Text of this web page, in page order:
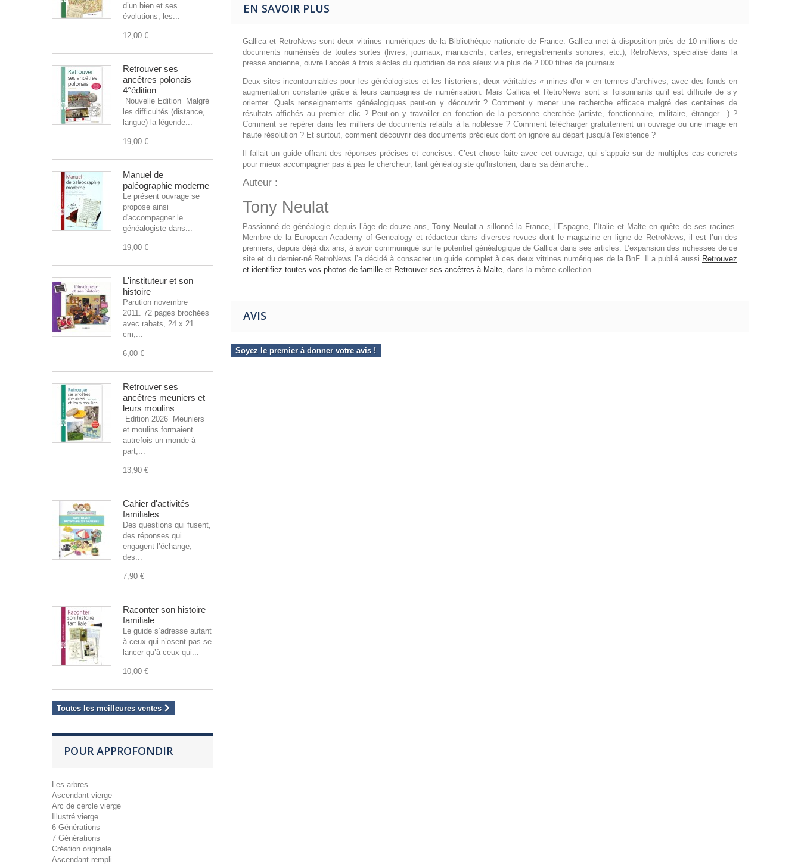
d’un bien et ses
évolutions, les...
12,00 €
Retrouver ses
ancêtres polonais
4°édition
Nouvelle Edition Malgré
les difficultés (distance,
langue) la légende...
19,00 €
Manuel de
paléographie moderne
Le présent ouvrage se
propose ainsi
d'accompagner le
généalogiste dans...
19,00 €
L'instituteur et son
histoire
Parution novembre
2011. 72 pages brochées
avec rabats, 24 x 21
cm,...
6,00 €
Retrouver ses
ancêtres meuniers et
leurs moulins
Edition 2026 Meuniers
et moulins formaient
autrefois un monde à
part,...
13,90 €
Cahier d'activités
familiales
Des questions qui fusent,
des réponses qui
engagent l’échange,
des...
7,90 €
Raconter son histoire
familiale
Le guide s’adresse autant
à ceux qui n’osent pas se
lancer qu’à ceux qui...
10,00 €
Toutes les meilleures ventes
POUR APPROFONDIR
Les arbres
Ascendant vierge
Arc de cercle vierge
Illustré vierge
6 Générations
7 Générations
Création originale
Ascendant rempli
EN SAVOIR PLUS
Gallica et RetroNews sont deux vitrines numériques de la Bibliothèque nationale de France. Gallica met à disposition près de 10 millions de
documents numérisés de toutes sortes (livres, journaux, manuscrits, cartes, enregistrements sonores, etc.), RetroNews, spécialisé dans la
presse ancienne, ouvre l’accès à trois siècles du quotidien de nos aïeux via plus de 2 000 titres de journaux.
Deux sites incontournables pour les généalogistes et les historiens, deux véritables « mines d’or » en termes d’archives, avec des fonds en
augmentation constante grâce à leurs campagnes de numérisation. Mais Gallica et RetroNews sont si foisonnants qu’il est difficile de s’y
orienter. Quels renseignements généalogiques peut-on y découvrir ? Comment y mener une recherche efficace malgré des centaines de
résultats affichés au premier clic ? Peut-on y travailler en fonction de la personne cherchée (artiste, fonctionnaire, militaire, étranger…) ?
Comment se repérer dans les milliers de documents relatifs à la noblesse ? Comment télécharger gratuitement un ouvrage ou une image en
haute résolution ? Et surtout, comment découvrir des documents précieux dont on ignore au départ jusqu'à l'existence ?
Il fallait un guide offrant des réponses précises et concises. C’est chose faite avec cet ouvrage, qui s’appuie sur de multiples cas concrets
pour mieux accompagner pas à pas le chercheur, tant généalogiste qu’historien, dans sa démarche..
Auteur :
Tony Neulat
Passionné de généalogie depuis l’âge de douze ans, Tony Neulat a sillonné la France, l’Espagne, l’Italie et Malte en quête de ses racines.
Membre de la European Academy of Genealogy et rédacteur dans diverses revues dont le magazine en ligne de RetroNews, il est l’un des
premiers, depuis déjà dix ans, à avoir communiqué sur le potentiel généalogique de Gallica dans ses articles. L’expansion des richesses de ce
site et du dernier-né RetroNews l’a décidé à consacrer un guide complet à ces deux vitrines numériques de la BnF. Il a publié aussi Retrouvez
et identifiez toutes vos photos de famille et Retrouver ses ancêtres à Malte, dans la même collection.
AVIS
Soyez le premier à donner votre avis !